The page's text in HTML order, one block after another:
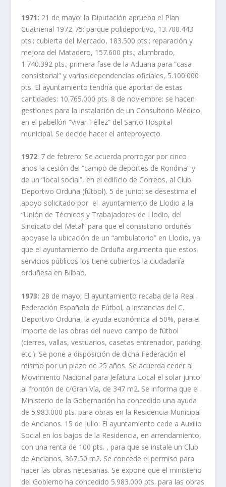
1971: 21 de mayo: la Diputación aprueba el Plan
Cuatrienal 1972-75: parque polideportivo, 13.700.443
pts.; cubierta del Mercado, 183.500 pts.; reparación y
mejora del Matadero, 157.600 pts.; alumbrado,
1.740.392 pts.; primera fase de la Aduana para “casa
consistorial” y varias dependencias oficiales, 5.100.000
pts. El ayuntamiento tendría que aportar de estas
cantidades: 10.765.000 pts. 8 de noviembre: se hacen
gestiones para la instalación de un Consultorio Médico
en el pabellón “Vivar Téllez” del Santo Hospital
municipal. Se decide hacer el anteproyecto.
1972: 7 de febrero: Se acuerda prorrogar por cinco
años la cesión del “campo de deportes de Rondina” y
de un “local social”, en el edificio de Correos, al Club
Deportivo Orduña (fútbol). 5 de junio: se desestima el
apoyo solicitado por el ayuntamiento de Llodio a la
“Unión de Técnicos y Trabajadores de Llodio, del
Sindicato del Metal” para que el consistorio orduñés
apoyase la ubicación de un “ambulatorio” en Llodio, ya
que el ayuntamiento de Orduña argumenta que estos
servicios públicos los tiene cubiertos la ciudadanía
orduñesa en Bilbao.
1973: 28 de mayo: El ayuntamiento recaba de la Real
Federación Española de Fútbol, a instancias del C.
Deportivo Orduña, la ayuda económica al 50%, para el
importe de las obras del nuevo campo de fútbol
(cierres, vallas, vestuarios, casetas entrenador, parking,
etc.). Se pone a disposición de dicha Federación el
mismo por un plazo de 25 años. Se acuerda ceder al
Movimiento Nacional para Jefatura Local el solar junto
al frontón de c/Gran Vía, de 347 m2. Se informa que el
Ministerio de la Gobernación ha concedido una ayuda
de 5.983.000 pts. para obras en la Residencia Municipal
de Ancianos. 15 de julio: El ayuntamiento cede a Auxilio
Social en los bajos de la Residencia, en arrendamiento,
con una renta de 100 pts. , para que se instale un Club
de Ancianos, 367,50 m2. Se concede el permiso para
hacer las obras necesarias. Se expone que el ministerio
del Gobierno ha concedido 5.983.000 pts. para las obras